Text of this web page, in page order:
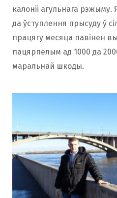
калоніі агульнага рэжыму.
да ўступлення прысуду ў
працягу месяца павінен
пацярпелым ад 1000 да
маральнай шкоды.